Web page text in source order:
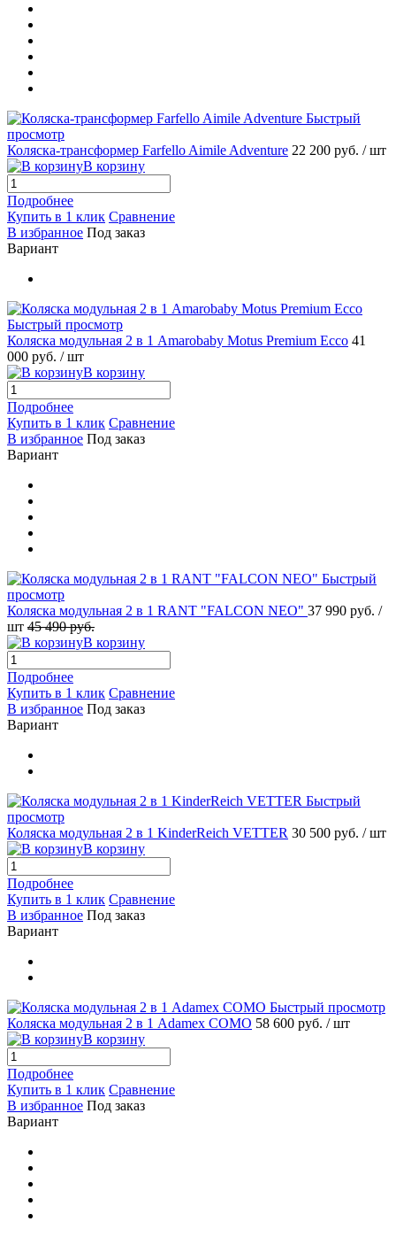
Быстрый
просмотр
Коляска-трансформер Farfello Aimile Adventure 22 200 руб. / шт
В корзину
Подробнее
Купить в 1 клик Сравнение
В избранное Под заказ
Вариант
Быстрый просмотр
Коляска модульная 2 в 1 Amarobaby Motus Premium Ecco 41
000 руб. / шт
В корзину
Подробнее
Купить в 1 клик Сравнение
В избранное Под заказ
Вариант
Быстрый
просмотр
Коляска модульная 2 в 1 RANT "FALCON NEO" 37 990 руб. /
шт 45 490 руб.
В корзину
Подробнее
Купить в 1 клик Сравнение
В избранное Под заказ
Вариант
Быстрый
просмотр
Коляска модульная 2 в 1 KinderReich VETTER 30 500 руб. / шт
В корзину
Подробнее
Купить в 1 клик Сравнение
В избранное Под заказ
Вариант
Быстрый просмотр
Коляска модульная 2 в 1 Adamex COMO 58 600 руб. / шт
В корзину
Подробнее
Купить в 1 клик Сравнение
В избранное Под заказ
Вариант